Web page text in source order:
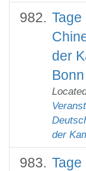
der
Bonn
der